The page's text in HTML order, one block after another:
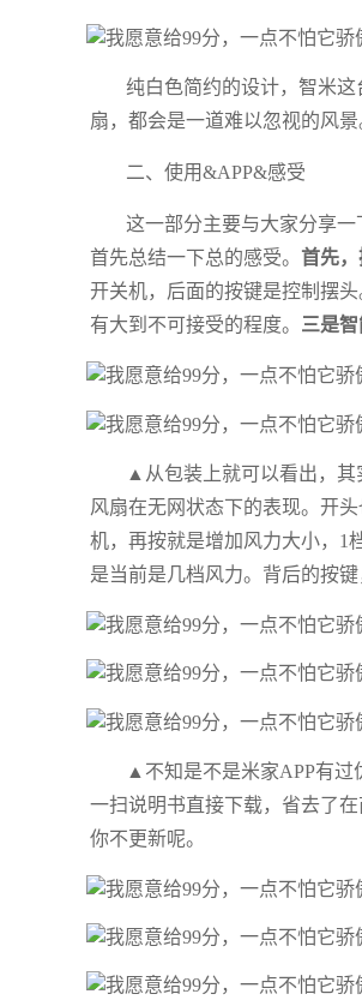
纯白色简约的设计，智米
扇，都会是一道难以忽视的风景
二、使用&APP&感受
这一部分主要与大家分享一
首先总结一下总的感受。 首先，
开关机，后面的按键是控制摆
有大到不可接受的程度。 三是
▲从包装上就可以看出，其
风扇在无网状态下的表现。开头
机，再按就是增加风力大小，1
是当前是几档风力。背后的按键
▲不知是不是米家APP有过
一扫说明书直接下载，省去了
你不更新呢。